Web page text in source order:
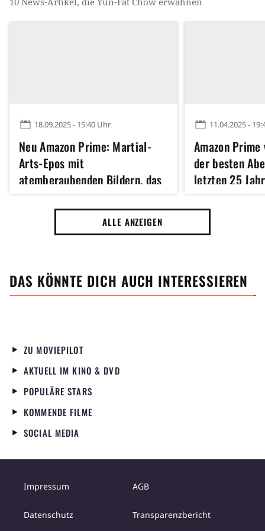
18.09.2025 - 15:40 Uhr
Neu Amazon Prime: Martial-
Arts-Epos mit
atemberaubenden Bildern, das
viel zu unbekannt ist
11.04.2025 -
Amazon
der besten
letzten 25
basiert auf
Saga
ALLE ANZEIGEN
DAS KÖNNTE DICH AUCH INTERESSIEREN
ZU MOVIEPILOT
AKTUELL IM KINO & DVD
POPULÄRE STARS
KOMMENDE FILME
SOCIAL MEDIA
Impressum AGB
Datenschutz Transparenzbericht